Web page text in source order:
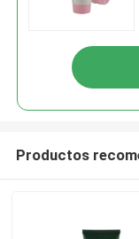
Productos